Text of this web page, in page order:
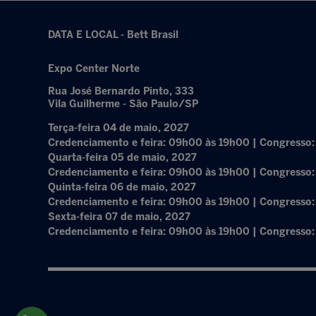
DATA E LOCAL - Bett Brasil
Expo Center Norte
Rua José Bernardo Pinto, 333
Vila Guilherme - São Paulo/SP
Terça-feira 04 de maio, 2027
Credenciamento e feira: 09h00 às 19h00 |
Quarta-feira 05 de maio, 2027
Credenciamento e feira: 09h00 às 19h00 |
Quinta-feira 06 de maio, 2027
Credenciamento e feira: 09h00 às 19h00 |
Sexta-feira 07 de maio, 2027
Credenciamento e feira: 09h00 às 19h00 |